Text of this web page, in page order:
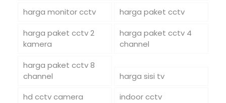
harga monitor cctv
harga paket cctv
harga paket cctv 2
kamera
harga paket cctv 4
channel
harga paket cctv 8
channel
harga sisi tv
hd cctv camera
indoor cctv